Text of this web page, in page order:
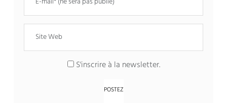
S'inscrire à la newsletter.